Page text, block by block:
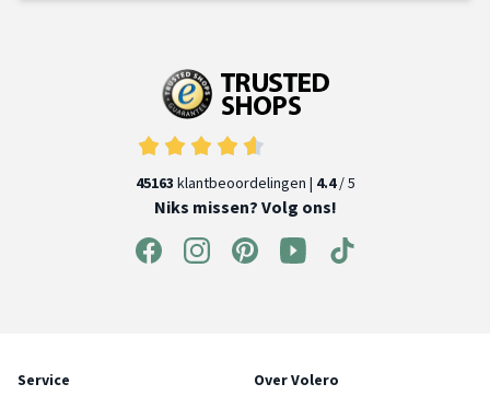
45163 klantbeoordelingen | 4.4/ 5
Niks missen? Volg ons!
Service Over Volero